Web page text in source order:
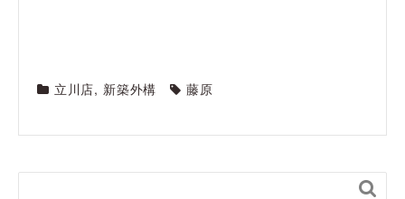
立川店, 新築外構 藤原
